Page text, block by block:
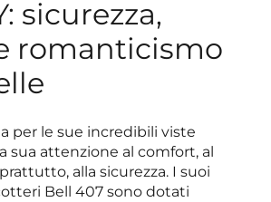
sicurezza,
romanticismo
per le sue incredibili viste
sua attenzione al comfort, al
alla sicurezza. I suoi
Bell 407 sono dotati